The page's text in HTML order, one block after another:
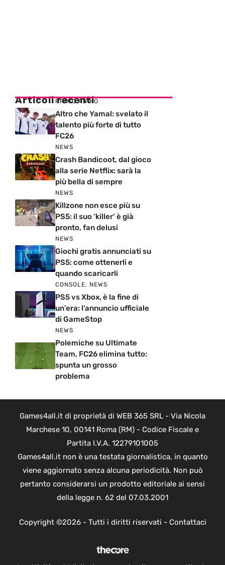
Articoli recenti
PRIMO PIANO
Altro che Yamal: svelato il
talento più forte di tutto
FC26
NEWS
Crash Bandicoot, dal gioco
alla serie Netflix: sarà la
più bella di sempre
NEWS
Killzone non esce più su
PS5: il suo ‘killer’ è già
pronto, fan delusi
NEWS
Giochi gratis annunciati su
PS5: come ottenerli e
quando scaricarli
CONSOLE, NEWS
PS5 vs Xbox, è la fine di
un’era: l’annuncio ufficiale
di GameStop
NEWS
Polemiche su Ultimate
Team, FC26 elimina tutto:
spunta un grosso
problema
Games4all.it di proprietà di WEB 365 SRL - Via Nicola
Marchese 10, 00141 Roma (RM) - Codice Fiscale e
Partita I.V.A. 12279101005
Games4all.it non è una testata giornalistica, in quanto
viene aggiornato senza alcuna periodicità. Non può
pertanto considerarsi un prodotto editoriale ai sensi
della legge n. 62 del 07.03.2001
Copyright ©2026 - Tutti i diritti riservati - Contattaci